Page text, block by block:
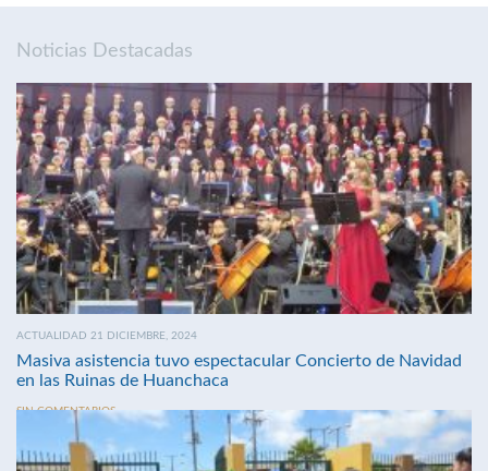
Noticias Destacadas
ACTUALIDAD 21 DICIEMBRE, 2024
Masiva asistencia tuvo espectacular Concierto de Navidad
en las Ruinas de Huanchaca
SIN COMENTARIOS